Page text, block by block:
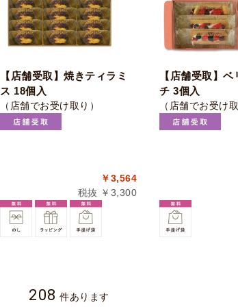
【店舗受取】焼きティラミ
ス 18個入
（店舗でお受け取り）
￥3,564
税抜 ￥3,300
【店舗受取】
チ 3個入
（店舗でお受け取
208 件あります